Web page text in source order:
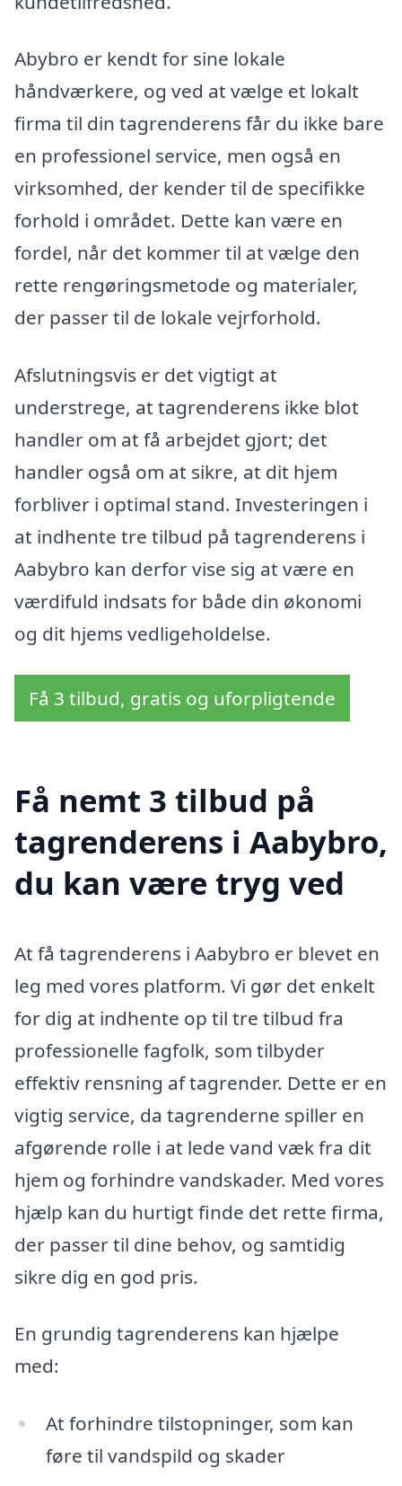
Abybro er kendt for sine lokale
håndværkere, og ved at vælge et lokalt
firma til din tagrenderens får du ikke bare
en professionel service, men også en
virksomhed, der kender til de specifikke
forhold i området. Dette kan være en
fordel, når det kommer til at vælge den
rette rengøringsmetode og materialer,
der passer til de lokale vejrforhold.
Afslutningsvis er det vigtigt at
understrege, at tagrenderens ikke blot
handler om at få arbejdet gjort; det
handler også om at sikre, at dit hjem
forbliver i optimal stand. Investeringen i
at indhente tre tilbud på tagrenderens i
Aabybro kan derfor vise sig at være en
værdifuld indsats for både din økonomi
og dit hjems vedligeholdelse.
Få 3 tilbud, gratis og uforpligtende
Få nemt 3 tilbud på
tagrenderens i Aabybro,
du kan være tryg ved
At få tagrenderens i Aabybro er blevet en
leg med vores platform. Vi gør det enkelt
for dig at indhente op til tre tilbud fra
professionelle fagfolk, som tilbyder
effektiv rensning af tagrender. Dette er en
vigtig service, da tagrenderne spiller en
afgørende rolle i at lede vand væk fra dit
hjem og forhindre vandskader. Med vores
hjælp kan du hurtigt finde det rette firma,
der passer til dine behov, og samtidig
sikre dig en god pris.
En grundig tagrenderens kan hjælpe
med:
At forhindre tilstopninger, som kan
føre til vandspild og skader